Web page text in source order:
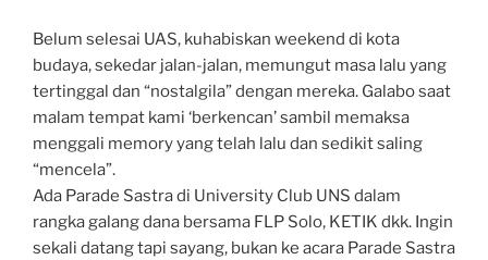
Belum selesai UAS, kuhabiskan weekend di kota
budaya, sekedar jalan-jalan, memungut masa lalu yang
tertinggal dan “nostalgila” dengan mereka. Galabo saat
malam tempat kami ‘berkencan’ sambil memaksa
menggali memory yang telah lalu dan sedikit saling
“mencela”.
Ada Parade Sastra di University Club UNS dalam
rangka galang dana bersama FLP Solo, KETIK dkk. Ingin
sekali datang tapi sayang, bukan ke acara Parade Sastra